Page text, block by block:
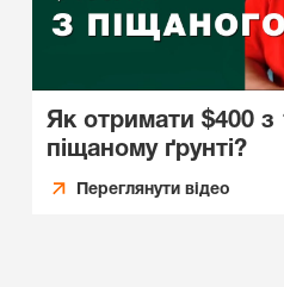
Як отримати $400 з
піщаному ґрунті?
Переглянути відео